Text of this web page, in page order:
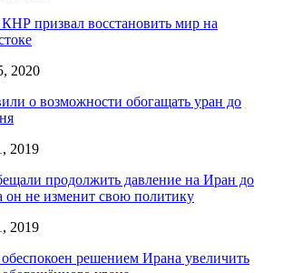
призвал восстановить мир на
2020
о возможности обогащать уран до
2019
продолжить давление на Иран до
он не изменит свою политику
2019
решением Ирана увеличить